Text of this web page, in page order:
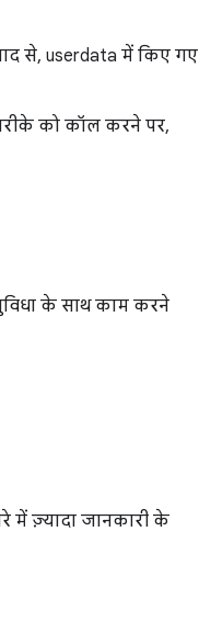
से, userdata में किए गए
को कॉल करने पर,
के साथ काम करने
में ज़्यादा जानकारी के